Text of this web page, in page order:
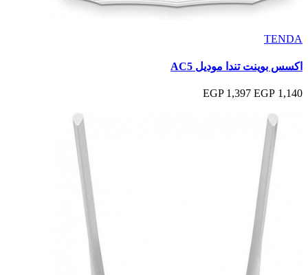
TENDA
اكسس بوينت تندا موديل AC5
1,140 EGP
1,397 EGP